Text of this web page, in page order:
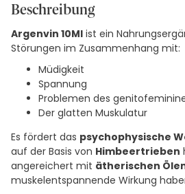
Beschreibung
Argenvin 10Ml ist ein
Störungen im Zusammenhang mit:
Müdigkeit
Spannung
Problemen des
Der glatten Muskulatur
Es fördert das psychophysische
auf der Basis von Himbeertrieben
angereichert mit ätherischen
muskelentspannende Wirkung